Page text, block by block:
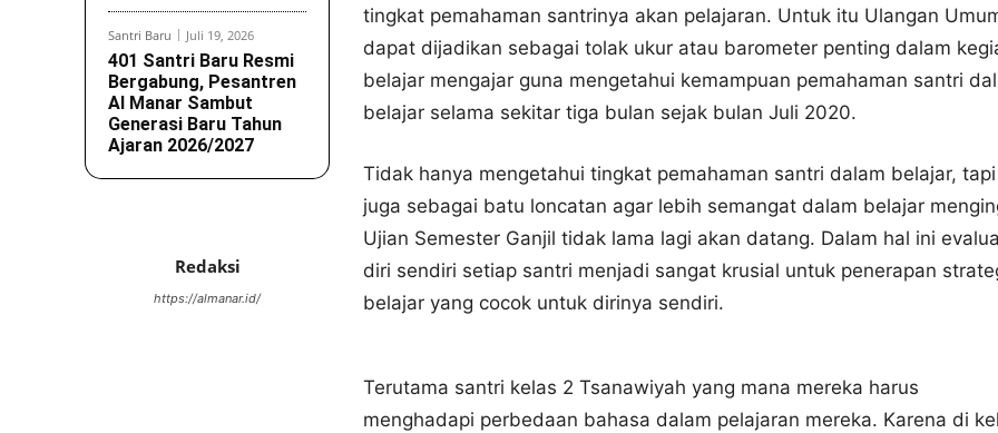
Santri Baru Juli 19, 2026
401 Santri Baru Resmi
Bergabung, Pesantren
Al Manar Sambut
Generasi Baru Tahun
Ajaran 2026/2027
Redaksi
https://almanar.id/
tingkat pemahaman santrinya akan pelajaran. Untuk itu Ulangan
dapat dijadikan sebagai tolak ukur atau barometer penting dalam
belajar mengajar guna mengetahui kemampuan pemahaman santri
belajar selama sekitar tiga bulan sejak bulan Juli 2020.
Tidak hanya mengetahui tingkat pemahaman santri dalam belajar, tapi
juga sebagai batu loncatan agar lebih semangat dalam belajar
Ujian Semester Ganjil tidak lama lagi akan datang. Dalam hal ini
diri sendiri setiap santri menjadi sangat krusial untuk penerapan
belajar yang cocok untuk dirinya sendiri.
Terutama santri kelas 2 Tsanawiyah yang mana mereka harus
menghadapi perbedaan bahasa dalam pelajaran mereka. Karena di